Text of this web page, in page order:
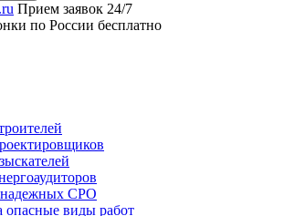
Прием заявок 24/7
по России бесплатно
надежных СРО
виды работ